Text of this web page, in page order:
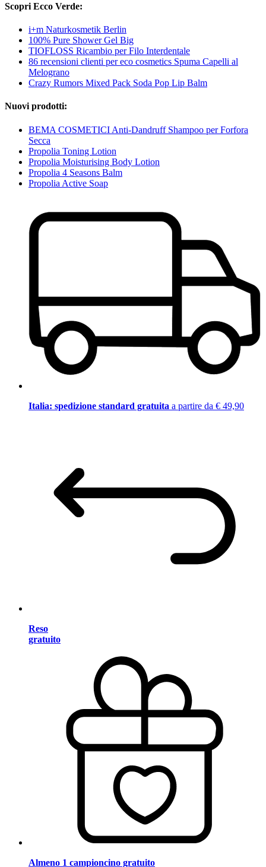
Scopri Ecco Verde:
i+m Naturkosmetik Berlin
100% Pure Shower Gel Big
TIOFLOSS Ricambio per Filo Interdentale
86 recensioni clienti per eco cosmetics Spuma Capelli al
Melograno
Crazy Rumors Mixed Pack Soda Pop Lip Balm
Nuovi prodotti:
BEMA COSMETICI Anti-Dandruff Shampoo per Forfora
Secca
Propolia Toning Lotion
Propolia Moisturising Body Lotion
Propolia 4 Seasons Balm
Propolia Active Soap
Italia: spedizione standard gratuita a partire da € 49,90
Reso
gratuito
Almeno 1 campioncino gratuito